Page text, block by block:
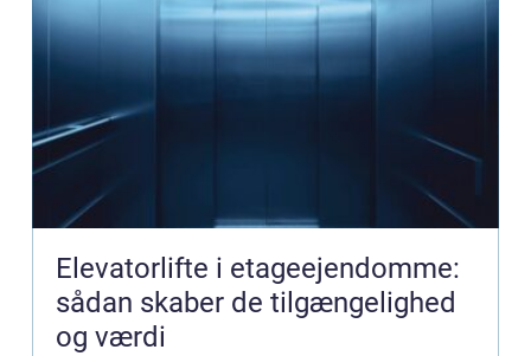
Elevatorlifte i etageejendomme:
sådan skaber de tilgængelighed
og værdi